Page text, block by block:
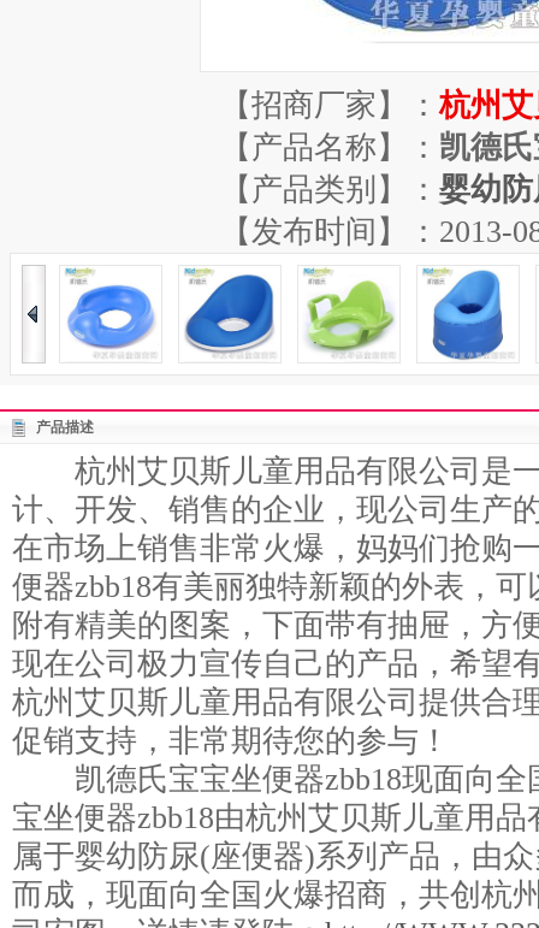
【招商厂家】：杭州
【产品名称】： 凯德
【产品类别】： 婴幼
【发布时间】：2013-
产品描述
杭州艾贝斯儿童用品有限公司是
计、开发、销售的企业，现公司生产
在市场上销售非常火爆，妈妈们抢购
便器zbb18有美丽独特新颖的外表，
附有精美的图案，下面带有抽屉，方
现在公司极力宣传自己的产品，希望
杭州艾贝斯儿童用品有限公司提供合
促销支持，非常期待您的参与！
凯德氏宝宝坐便器zbb18现面向全
宝坐便器zbb18由杭州艾贝斯儿童用品
属于婴幼防尿(座便器)系列产品，由
而成，现面向全国火爆招商，共创杭